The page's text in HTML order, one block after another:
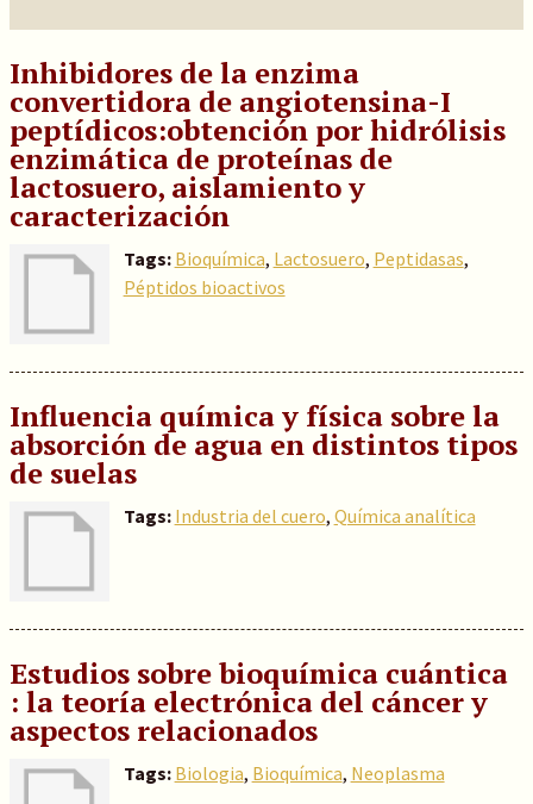
Inhibidores de la enzima
convertidora de angiotensina-I
peptídicos:obtención por hidrólisis
enzimática de proteínas de
lactosuero, aislamiento y
caracterización
Tags: Bioquímica, Lactosuero, Peptidasas,
Péptidos bioactivos
Influencia química y física sobre la
absorción de agua en distintos tipos
de suelas
Tags: Industria del cuero, Química analítica
Estudios sobre bioquímica cuántica
: la teoría electrónica del cáncer y
aspectos relacionados
Tags: Biologia, Bioquímica, Neoplasma